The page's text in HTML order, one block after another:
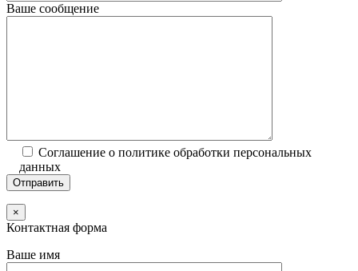
Ваше сообщение
Соглашение о политике обработки персональных
данных
×
Контактная форма
Ваше имя